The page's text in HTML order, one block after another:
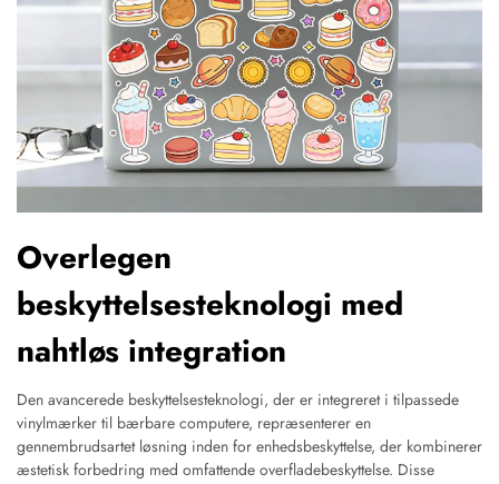
Overlegen
beskyttelsesteknologi med
nahtløs integration
Den avancerede beskyttelsesteknologi, der er integreret i tilpassede
vinylmærker til bærbare computere, repræsenterer en
gennembrudsartet løsning inden for enhedsbeskyttelse, der kombinerer
æstetisk forbedring med omfattende overfladebeskyttelse. Disse